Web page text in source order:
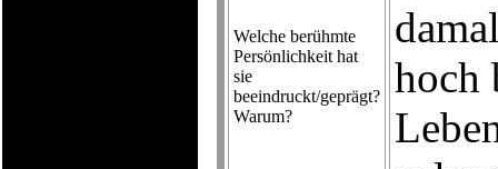
Welche berühmte
Persönlichkeit hat
sie
beeindruckt/geprägt?
Warum?
hoch